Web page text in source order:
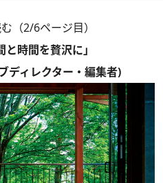
（2/6ページ目）
と時間を贅沢に」
ディレクター・編集者)